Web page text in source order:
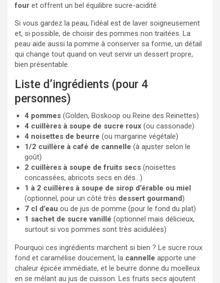
four et offrent un bel équilibre sucre-acidité.
Si vous gardez la peau, l’idéal est de laver soigneusement
et, si possible, de choisir des pommes non traitées. La
peau aide aussi la pomme à conserver sa forme, un détail
qui change tout quand on veut servir un dessert propre,
bien présentable.
Liste d’ingrédients (pour 4
personnes)
4 pommes (Golden, Boskoop ou Reine des Reinettes)
4 cuillères à soupe de sucre roux (ou cassonade)
4 noisettes de beurre (ou margarine végétale)
1/2 cuillère à café de cannelle (à ajuster selon le
goût)
2 cuillères à soupe de fruits secs (noisettes
concassées, abricots secs en dés…)
1 à 2 cuillères à soupe de sirop d’érable ou miel
(optionnel, pour un côté très dessert gourmand)
7 cl d’eau ou de jus de pomme (pour le fond du plat)
1 sachet de sucre vanillé (optionnel mais délicieux,
surtout si vos pommes sont très acidulées)
Pourquoi ces ingrédients marchent si bien ? Le sucre roux
fond et caramélise doucement, la cannelle apporte une
chaleur épicée immédiate, et le beurre donne du moelleux
en se mêlant au jus de cuisson. Les fruits secs ajoutent